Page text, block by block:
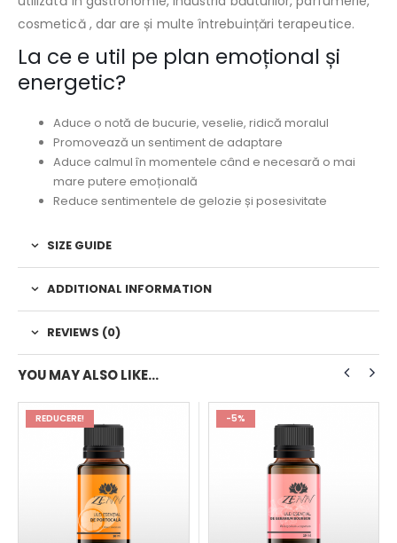
cosmetică , dar are și multe întrebuințări terapeutice.
La ce e util pe plan emoțional și
energetic?
Aduce o notă de bucurie, veselie, ridică moralul
Promovează un sentiment de adaptare
Aduce calmul în momentele când e necesară o mai
mare putere emoțională
Reduce sentimentele de gelozie și posesivitate
SIZE GUIDE
ADDITIONAL INFORMATION
REVIEWS (0)
YOU MAY ALSO LIKE…
REDUCERE! -5%